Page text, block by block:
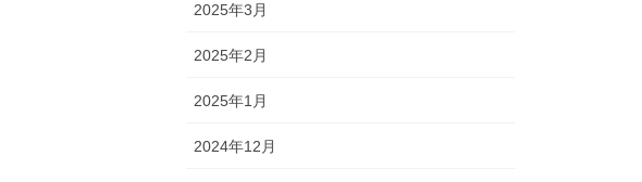
2025年3月
2025年2月
2025年1月
2024年12月